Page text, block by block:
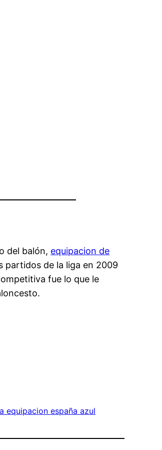
del balón, equipacion de
partidos de la liga en 2009
fue lo que le
equipacion españa azul